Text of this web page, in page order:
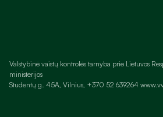
Valstybinė vaistų kontrolės tarnyba prie Lietuvos
ministerijos
Studentų g. 45A, Vilnius, +370 52 639264